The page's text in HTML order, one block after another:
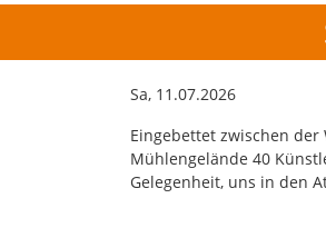
Sa, 11.07.2026
Eingebettet zwischen
Mühlengelände 40
Gelegenheit, uns in den